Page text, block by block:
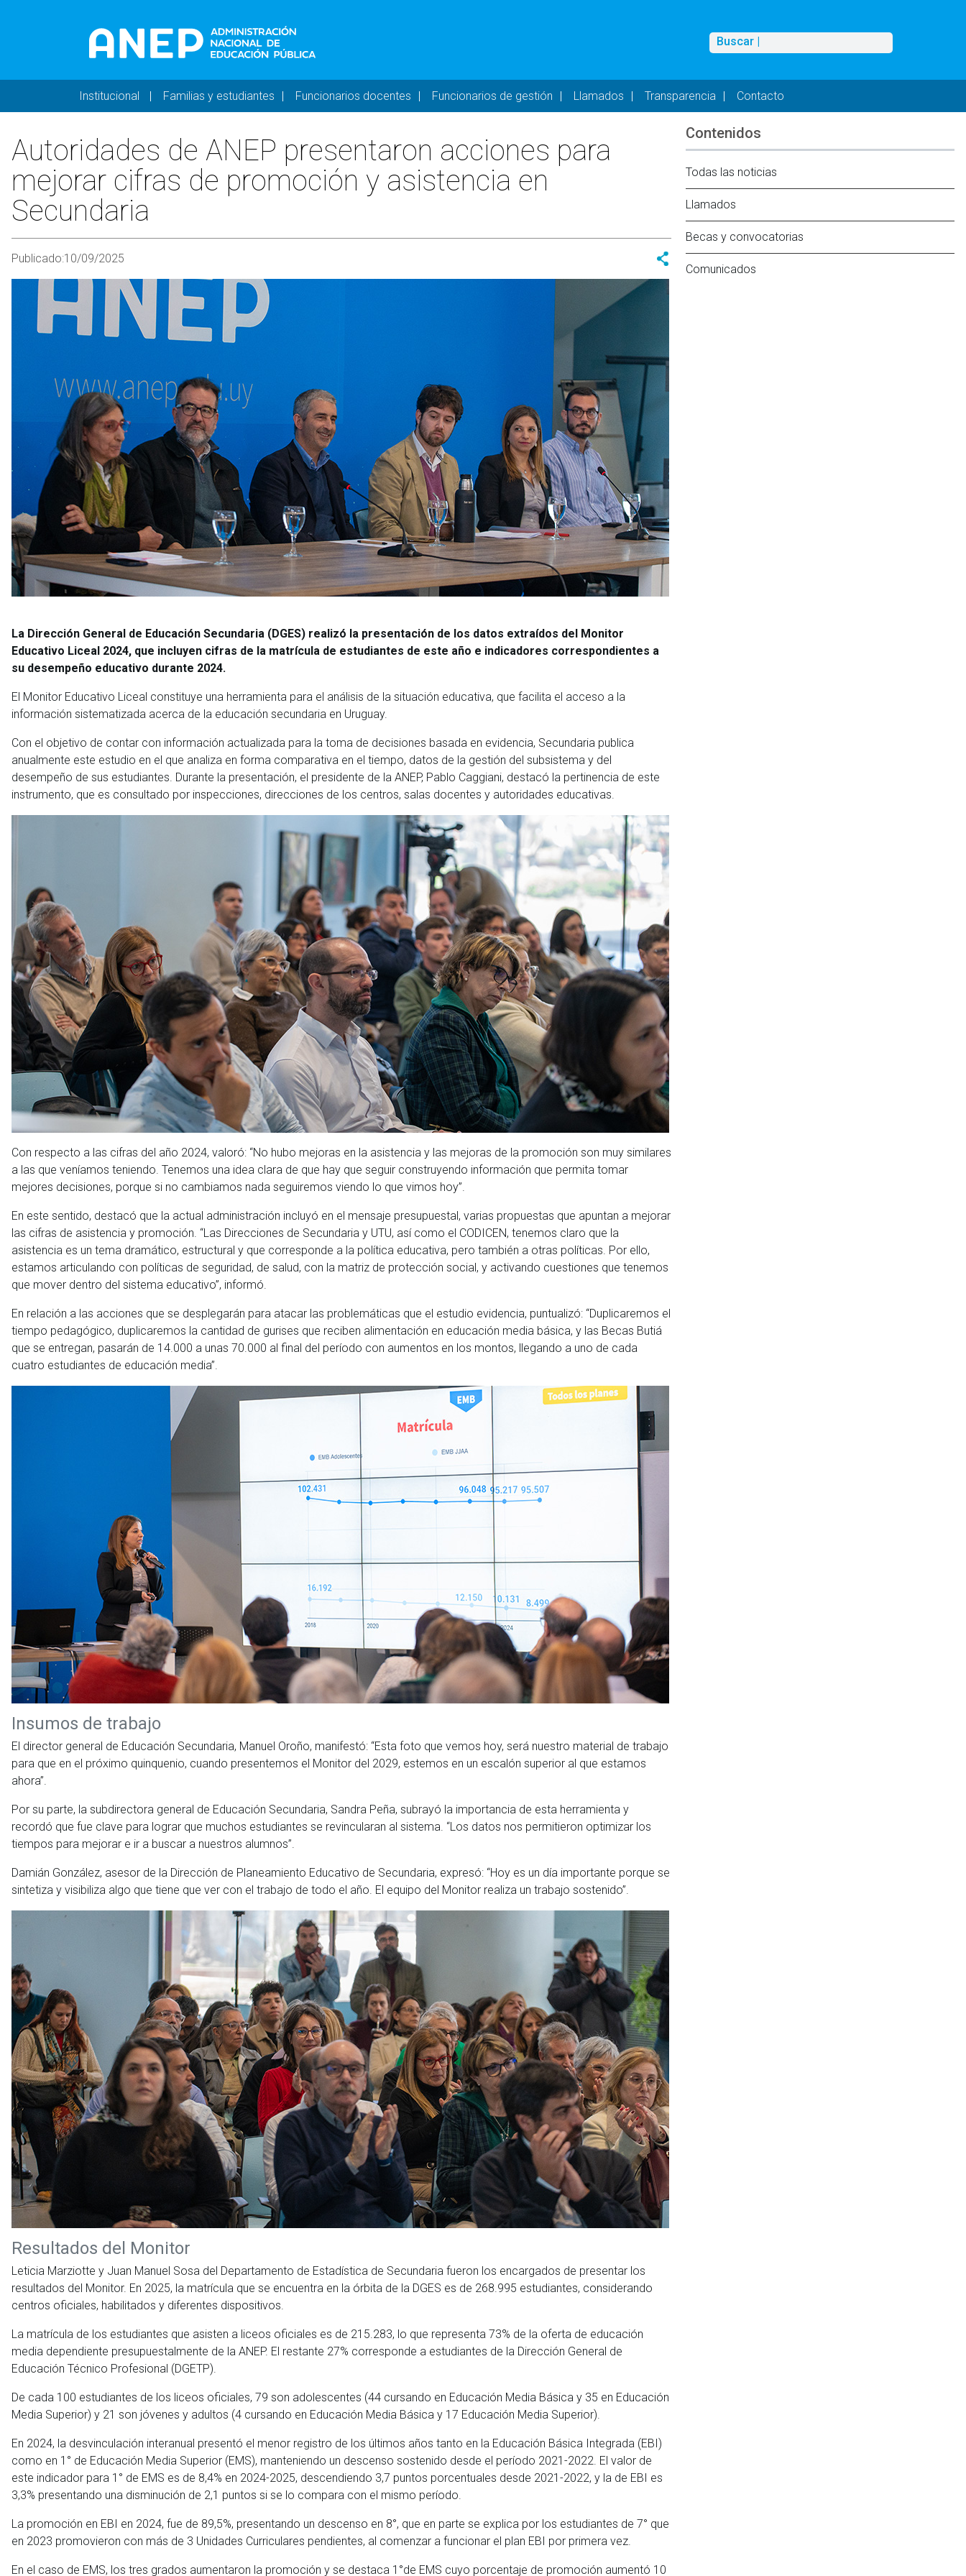
Buscar
Buscar |
Navegación principal - DESKTOP
Institucional Familias y estudiantes Funcionarios docentes Funcionarios de gestión Llamados Transparencia Contacto
Autoridades de ANEP presentaron acciones para
mejorar cifras de promoción y asistencia en
Secundaria
Publicado:10/09/2025
La Dirección General de Educación Secundaria (DGES) realizó la presentación de los datos extraídos del Monitor
Educativo Liceal 2024, que incluyen cifras de la matrícula de estudiantes de este año e indicadores correspondientes a
su desempeño educativo durante 2024.
El Monitor Educativo Liceal constituye una herramienta para el análisis de la situación educativa, que facilita el acceso a la
información sistematizada acerca de la educación secundaria en Uruguay.
Con el objetivo de contar con información actualizada para la toma de decisiones basada en evidencia, Secundaria publica
anualmente este estudio en el que analiza en forma comparativa en el tiempo, datos de la gestión del subsistema y del
desempeño de sus estudiantes. Durante la presentación, el presidente de la ANEP, Pablo Caggiani, destacó la pertinencia de este
instrumento, que es consultado por inspecciones, direcciones de los centros, salas docentes y autoridades educativas.
Con respecto a las cifras del año 2024, valoró: “No hubo mejoras en la asistencia y las mejoras de la promoción son muy similares
a las que veníamos teniendo. Tenemos una idea clara de que hay que seguir construyendo información que permita tomar
mejores decisiones, porque si no cambiamos nada seguiremos viendo lo que vimos hoy”.
En este sentido, destacó que la actual administración incluyó en el mensaje presupuestal, varias propuestas que apuntan a mejorar
las cifras de asistencia y promoción. “Las Direcciones de Secundaria y UTU, así como el CODICEN, tenemos claro que la
asistencia es un tema dramático, estructural y que corresponde a la política educativa, pero también a otras políticas. Por ello,
estamos articulando con políticas de seguridad, de salud, con la matriz de protección social, y activando cuestiones que tenemos
que mover dentro del sistema educativo”, informó.
En relación a las acciones que se desplegarán para atacar las problemáticas que el estudio evidencia, puntualizó: “Duplicaremos el
tiempo pedagógico, duplicaremos la cantidad de gurises que reciben alimentación en educación media básica, y las Becas Butiá
que se entregan, pasarán de 14.000 a unas 70.000 al final del período con aumentos en los montos, llegando a uno de cada
cuatro estudiantes de educación media”.
Insumos de trabajo
El director general de Educación Secundaria, Manuel Oroño, manifestó: “Esta foto que vemos hoy, será nuestro material de trabajo
para que en el próximo quinquenio, cuando presentemos el Monitor del 2029, estemos en un escalón superior al que estamos
ahora”.
Por su parte, la subdirectora general de Educación Secundaria, Sandra Peña, subrayó la importancia de esta herramienta y
recordó que fue clave para lograr que muchos estudiantes se revincularan al sistema. “Los datos nos permitieron optimizar los
tiempos para mejorar e ir a buscar a nuestros alumnos”.
Damián González, asesor de la Dirección de Planeamiento Educativo de Secundaria, expresó: “Hoy es un día importante porque se
sintetiza y visibiliza algo que tiene que ver con el trabajo de todo el año. El equipo del Monitor realiza un trabajo sostenido”.
Resultados del Monitor
Leticia Marziotte y Juan Manuel Sosa del Departamento de Estadística de Secundaria fueron los encargados de presentar los
resultados del Monitor. En 2025, la matrícula que se encuentra en la órbita de la DGES es de 268.995 estudiantes, considerando
centros oficiales, habilitados y diferentes dispositivos.
La matrícula de los estudiantes que asisten a liceos oficiales es de 215.283, lo que representa 73% de la oferta de educación
media dependiente presupuestalmente de la ANEP. El restante 27% corresponde a estudiantes de la Dirección General de
Educación Técnico Profesional (DGETP).
De cada 100 estudiantes de los liceos oficiales, 79 son adolescentes (44 cursando en Educación Media Básica y 35 en Educación
Media Superior) y 21 son jóvenes y adultos (4 cursando en Educación Media Básica y 17 Educación Media Superior).
En 2024, la desvinculación interanual presentó el menor registro de los últimos años tanto en la Educación Básica Integrada (EBI)
como en 1° de Educación Media Superior (EMS), manteniendo un descenso sostenido desde el período 2021-2022. El valor de
este indicador para 1° de EMS es de 8,4% en 2024-2025, descendiendo 3,7 puntos porcentuales desde 2021-2022, y la de EBI es
3,3% presentando una disminución de 2,1 puntos si se lo compara con el mismo período.
La promoción en EBI en 2024, fue de 89,5%, presentando un descenso en 8°, que en parte se explica por los estudiantes de 7° que
en 2023 promovieron con más de 3 Unidades Curriculares pendientes, al comenzar a funcionar el plan EBI por primera vez.
En el caso de EMS, los tres grados aumentaron la promoción y se destaca 1°de EMS cuyo porcentaje de promoción aumentó 10
Contenidos
Todas las noticias
Llamados
Becas y convocatorias
Comunicados